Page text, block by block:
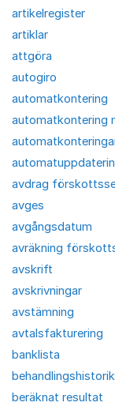
artikelregister
artiklar
attgöra
autogiro
automatkontering
automatkontering
avdrag
avges
avgångsdatum
avräkning
avskrift
avskrivningar
avstämning
avtalsfakturering
banklista
behandlingshistorik
beräknat resultat